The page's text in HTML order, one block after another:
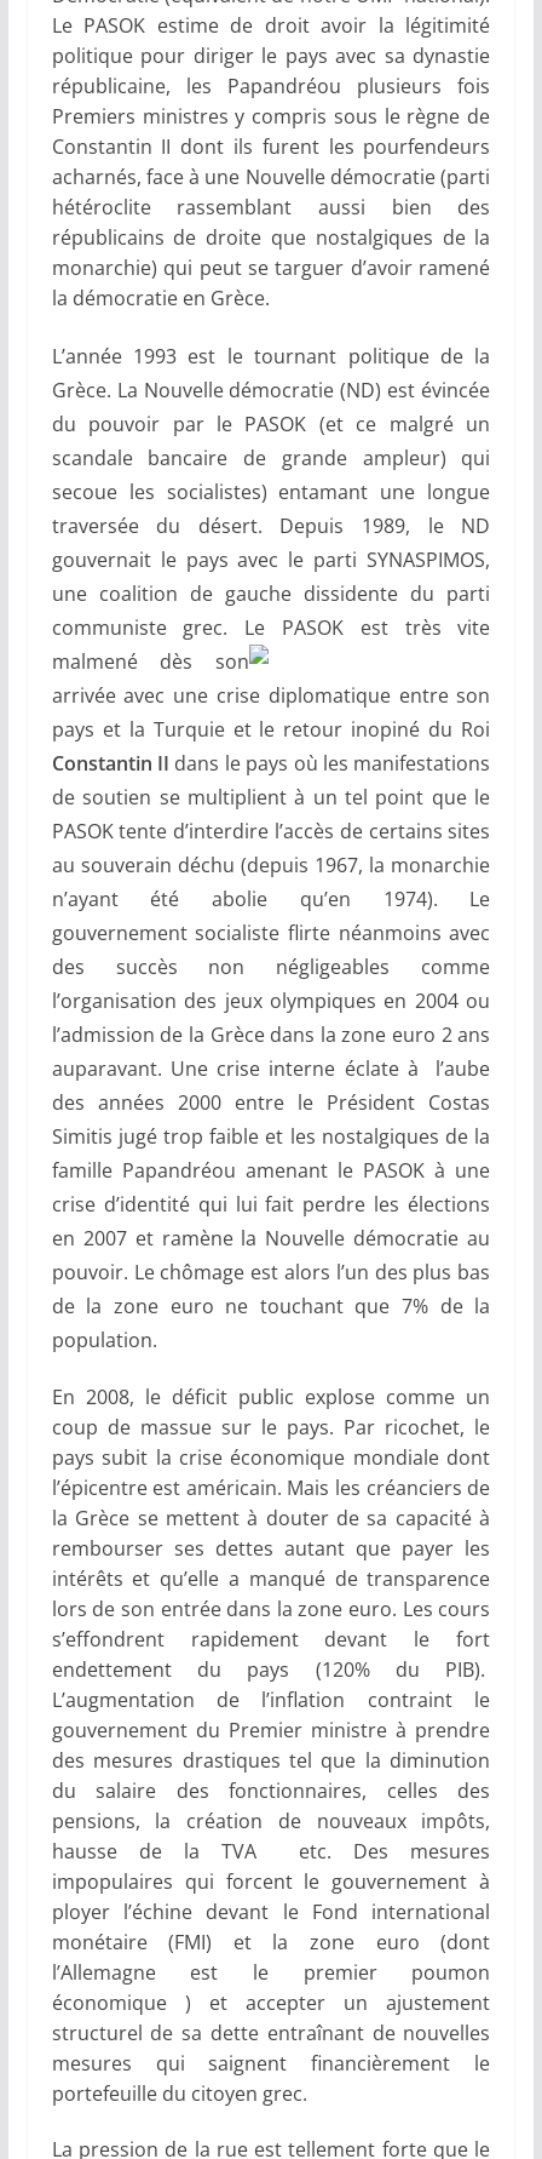
Le PASOK estime de droit avoir la légitimité
politique pour diriger le pays avec sa dynastie
républicaine, les Papandréou plusieurs fois
Premiers ministres y compris sous le règne de
Constantin II dont ils furent les pourfendeurs
acharnés, face à une Nouvelle démocratie (parti
hétéroclite rassemblant aussi bien des
républicains de droite que nostalgiques de la
monarchie) qui peut se targuer d’avoir ramené
la démocratie en Grèce.
L’année 1993 est le tournant politique de la
Grèce. La Nouvelle démocratie (ND) est évincée
du pouvoir par le PASOK (et ce malgré un
scandale bancaire de grande ampleur) qui
secoue les socialistes) entamant une longue
traversée du désert. Depuis 1989, le ND
gouvernait le pays avec le parti SYNASPIMOS,
une coalition de gauche dissidente du parti
communiste grec. Le PASOK est très vite
malmené dès son
arrivée avec une crise diplomatique entre son
pays et la Turquie et le retour inopiné du Roi
Constantin II dans le pays où les manifestations
de soutien se multiplient à un tel point que le
PASOK tente d’interdire l’accès de certains sites
au souverain déchu (depuis 1967, la monarchie
n’ayant été abolie qu’en 1974). Le
gouvernement socialiste flirte néanmoins avec
des succès non négligeables comme
l’organisation des jeux olympiques en 2004 ou
l’admission de la Grèce dans la zone euro 2 ans
auparavant. Une crise interne éclate à l’aube
des années 2000 entre le Président Costas
Simitis jugé trop faible et les nostalgiques de la
famille Papandréou amenant le PASOK à une
crise d’identité qui lui fait perdre les élections
en 2007 et ramène la Nouvelle démocratie au
pouvoir. Le chômage est alors l’un des plus bas
de la zone euro ne touchant que 7% de la
population.
En 2008, le déficit public explose comme un
coup de massue sur le pays. Par ricochet, le
pays subit la crise économique mondiale dont
l’épicentre est américain. Mais les créanciers de
la Grèce se mettent à douter de sa capacité à
rembourser ses dettes autant que payer les
intérêts et qu’elle a manqué de transparence
lors de son entrée dans la zone euro. Les cours
s’effondrent rapidement devant le fort
endettement du pays (120% du PIB).
L’augmentation de l’inflation contraint le
gouvernement du Premier ministre à prendre
des mesures drastiques tel que la diminution
du salaire des fonctionnaires, celles des
pensions, la création de nouveaux impôts,
hausse de la TVA etc. Des mesures
impopulaires qui forcent le gouvernement à
ployer l’échine devant le Fond international
monétaire (FMI) et la zone euro (dont
l’Allemagne est le premier poumon
économique ) et accepter un ajustement
structurel de sa dette entraînant de nouvelles
mesures qui saignent financièrement le
portefeuille du citoyen grec.
La pression de la rue est tellement forte que le